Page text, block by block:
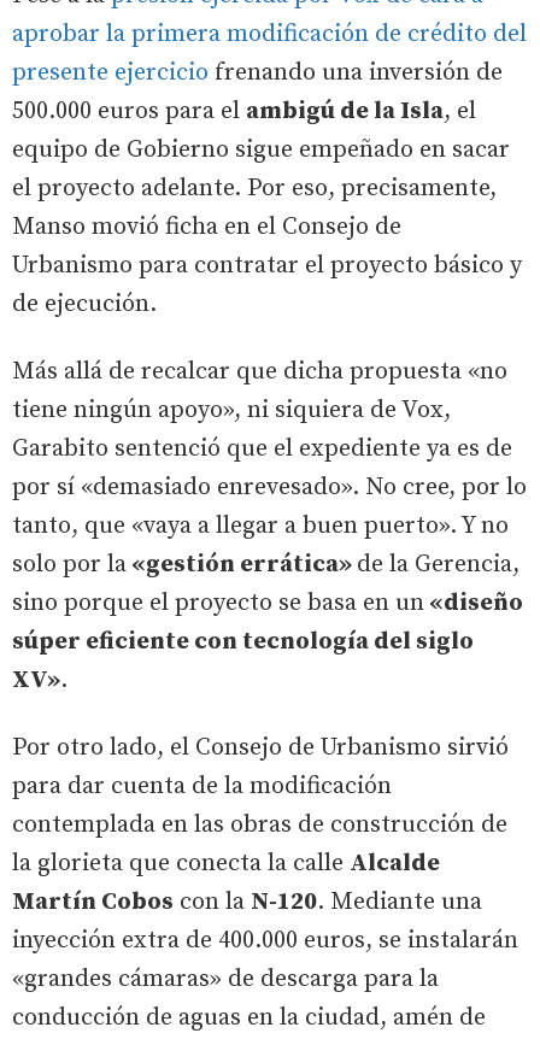
aprobar la primera modificación de crédito del
presente ejercicio frenando una inversión de
500.000 euros para el ambigú de la Isla, el
equipo de Gobierno sigue empeñado en sacar
el proyecto adelante. Por eso, precisamente,
Manso movió ficha en el Consejo de
Urbanismo para contratar el proyecto básico y
de ejecución.
Más allá de recalcar que dicha propuesta «no
tiene ningún apoyo», ni siquiera de Vox,
Garabito sentenció que el expediente ya es de
por sí «demasiado enrevesado». No cree, por lo
tanto, que «vaya a llegar a buen puerto». Y no
solo por la «gestión errática» de la Gerencia,
sino porque el proyecto se basa en un «diseño
súper eficiente con tecnología del siglo
XV».
Por otro lado, el Consejo de Urbanismo sirvió
para dar cuenta de la modificación
contemplada en las obras de construcción de
la glorieta que conecta la calle Alcalde
Martín Cobos con la N-120. Mediante una
inyección extra de 400.000 euros, se instalarán
«grandes cámaras» de descarga para la
conducción de aguas en la ciudad, amén de